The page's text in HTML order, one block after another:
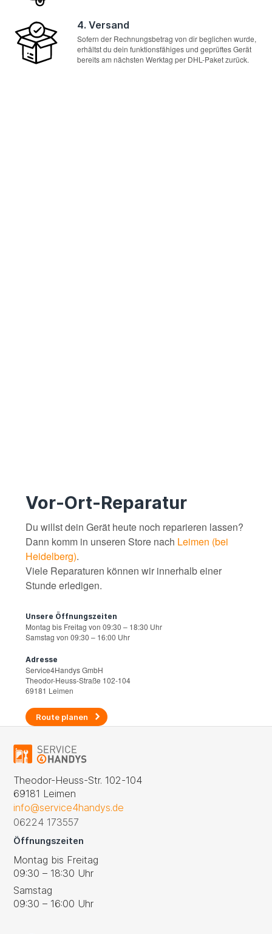
4. Versand
Sofern der Rechnungsbetrag von dir beglichen wurde,
erhältst du dein funktionsfähiges und geprüftes Gerät
bereits am nächsten Werktag per DHL-Paket zurück.
Vor-Ort-Reparatur
Du willst dein Gerät heute noch reparieren lassen?
Dann komm in unseren Store nach Leimen (bei
Heidelberg).
Viele Reparaturen können wir innerhalb einer
Stunde erledigen.
Unsere Öffnungszeiten
Montag bis Freitag von 09:30 – 18:30 Uhr
Samstag von 09:30 – 16:00 Uhr
Adresse
Service4Handys GmbH
Theodor-Heuss-Straße 102-104
69181 Leimen
Route planen
Theodor-Heuss-Str. 102-104
69181 Leimen
info@service4handys.de
06224 173557
Öffnungszeiten
Montag bis Freitag
09:30 – 18:30 Uhr
Samstag
09:30 – 16:00 Uhr